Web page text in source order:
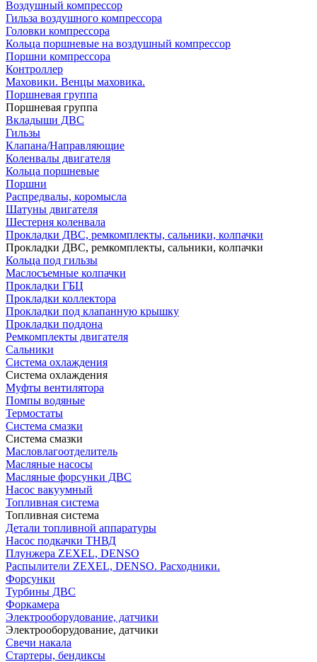
Воздушный компрессор
Гильза воздушного компрессора
Головки компрессора
Кольца поршневые на воздушный компрессор
Поршни компрессора
Контроллер
Маховики. Венцы маховика.
Поршневая группа
Поршневая группа
Вкладыши ДВС
Гильзы
Клапана/Направляющие
Коленвалы двигателя
Кольца поршневые
Поршни
Распредвалы, коромысла
Шатуны двигателя
Шестерня коленвала
Прокладки ДВС, ремкомплекты, сальники, колпачки
Прокладки ДВС, ремкомплекты, сальники, колпачки
Кольца под гильзы
Маслосъемные колпачки
Прокладки ГБЦ
Прокладки коллектора
Прокладки под клапанную крышку
Прокладки поддона
Ремкомплекты двигателя
Сальники
Система охлаждения
Система охлаждения
Муфты вентилятора
Помпы водяные
Термостаты
Система смазки
Система смазки
Масловлагоотделитель
Масляные насосы
Масляные форсунки ДВС
Насос вакуумный
Топливная система
Топливная система
Детали топливной аппаратуры
Насос подкачки ТНВД
Плунжера ZEXEL, DENSO
Распылители ZEXEL, DENSO. Расходники.
Форсунки
Турбины ДВС
Форкамера
Электрооборудование, датчики
Электрооборудование, датчики
Свечи накала
Стартеры, бендиксы